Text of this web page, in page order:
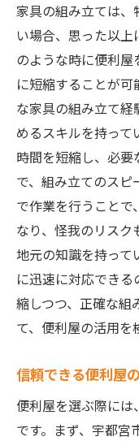
ストレス
便利屋が
引越し時
家具組み
他の便利
経験豊富なス
組み立て技術
専門的な
便利屋の
家具組み
安全第一
スタッフ
地元密着型サ
利屋が引越し
宇都宮市
家具の組み立ては
い場合、思った以
のような時に便利
に短縮することが
な家具の組み立て経
めるスキルを持って
時間を短縮し、必要
で、組み立てのスピ
で作業を行うことで
なり、怪我のリスク
地元の知識を持っ
に迅速に対応でき
縮しつつ、正確な組
て、便利屋の活用を
信頼できる便利屋
便利屋を選ぶ際に
です。まず、宇都宮